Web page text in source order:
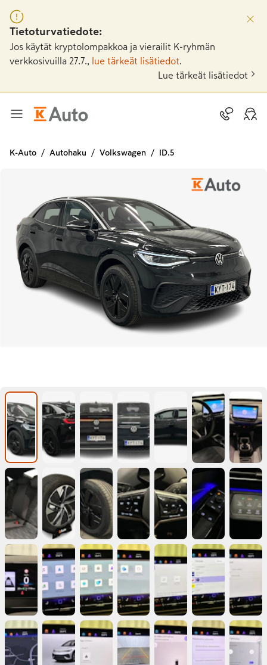
Tietoturvatiedote:
Jos käytät kryptolompakkoa ja vierailit K-ryhmän
verkkosivuilla 27.7.,
lue tärkeät lisätiedot
Lue tärkeät lisätiedot
K-Auto Autohaku Volkswagen ID.5